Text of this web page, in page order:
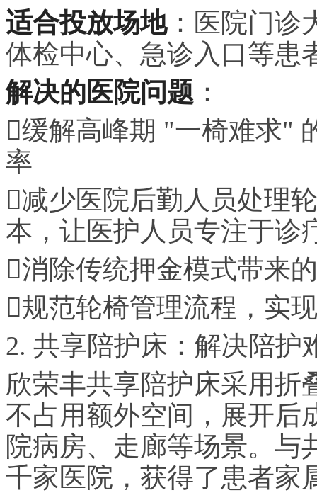
适合投放场地：医院门诊
体检中心、急诊入口等患
解决的医院问题 ：
缓解高峰期 "一椅难求"
率
减少医院后勤人员处理
本，让医护人员专注于诊
消除传统押金模式带来
规范轮椅管理流程，实
2. 共享陪护床：解决陪护
欣荣丰共享陪护床采用折
不占用额外空间，展开后
院病房、走廊等场景。与
千家医院，获得了患者家